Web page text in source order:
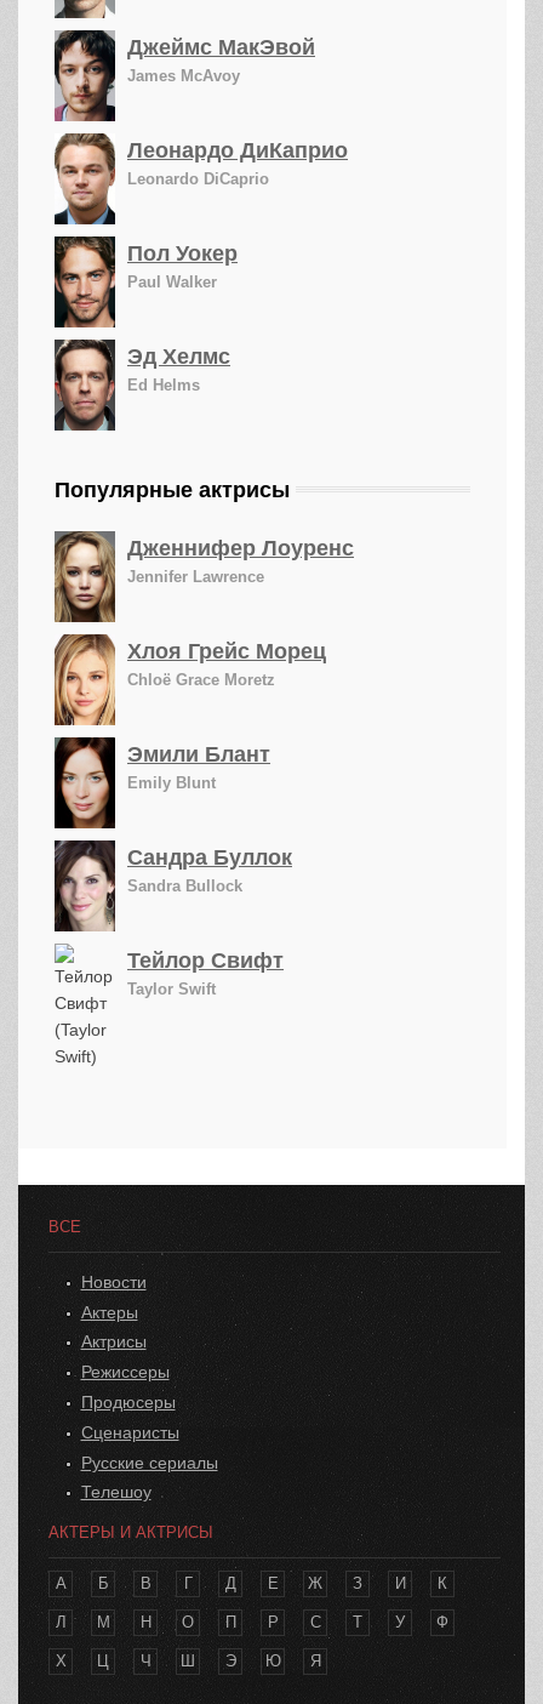
Джеймс МакЭвой
James McAvoy
Леонардо ДиКаприо
Leonardo DiCaprio
Пол Уокер
Paul Walker
Эд Хелмс
Ed Helms
Популярные актрисы
Дженнифер Лоуренс
Jennifer Lawrence
Хлоя Грейс Морец
Chloë Grace Moretz
Эмили Блант
Emily Blunt
Сандра Буллок
Sandra Bullock
Тейлор Свифт
Taylor Swift
ВСЕ
Новости
Актеры
Актрисы
Режиссеры
Продюсеры
Сценаристы
Русские сериалы
Телешоу
АКТЕРЫ И АКТРИСЫ
А Б В Г Д Е Ж З И К
Л М Н О П Р С Т У Ф
Х Ц Ч Ш Э Ю Я